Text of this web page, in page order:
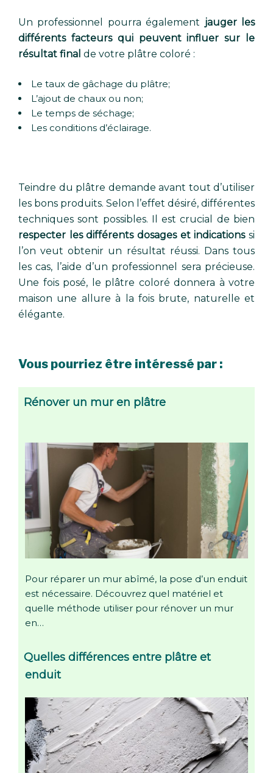
Un professionnel pourra également jauger les
différents facteurs qui peuvent influer sur le
résultat final de votre plâtre coloré :
Le taux de gâchage du plâtre;
L’ajout de chaux ou non;
Le temps de séchage;
Les conditions d’éclairage.
Teindre du plâtre demande avant tout d’utiliser
les bons produits. Selon l’effet désiré, différentes
techniques sont possibles. Il est crucial de bien
respecter les différents dosages et indicationssi
l’on veut obtenir un résultat réussi. Dans tous
les cas, l’aide d’un professionnel sera précieuse.
Une fois posé, le plâtre coloré donnera à votre
maison une allure à la fois brute, naturelle et
élégante.
Vous pourriez être intéressé par :
Rénover un mur en plâtre
Pour réparer un mur abîmé, la pose d’un enduit
est nécessaire. Découvrez quel matériel et
quelle méthode utiliser pour rénover un mur
en…
Quelles différences entre plâtre et
enduit